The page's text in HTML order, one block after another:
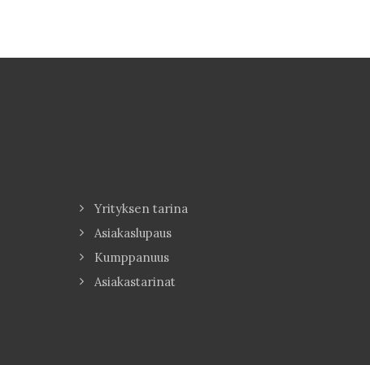
Yrityksen tarina
Asiakaslupaus
Kumppanuus
Asiakastarinat